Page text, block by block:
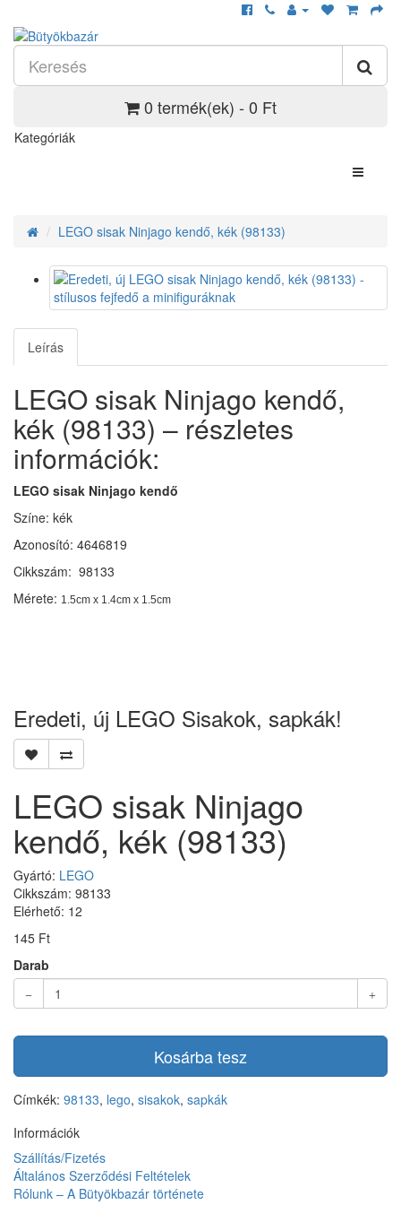
0 termék(ek) - 0 Ft
Kategóriák
LEGO sisak Ninjago kendő, kék (98133)
Leírás
LEGO sisak Ninjago kendő,
kék (98133) – részletes
információk:
LEGO sisak Ninjago kendő
Színe: kék
Azonosító: 4646819
Cikkszám: 98133
Mérete: 1.5cm x 1.4cm x 1.5cm
Eredeti, új LEGO Sisakok, sapkák!
LEGO sisak Ninjago
kendő, kék (98133)
Gyártó: LEGO
Cikkszám: 98133
Elérhető: 12
145 Ft
Darab
Kosárba tesz
Címkék: 98133, lego, sisakok, sapkák
Információk
Szállítás/Fizetés
Általános Szerződési Feltételek
Rólunk – A Bütyökbazár története